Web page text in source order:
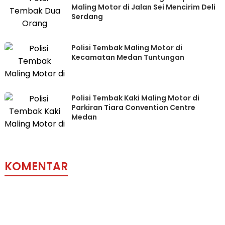
Maling Motor di Jalan Sei Mencirim Deli
Serdang
Polisi Tembak Maling Motor di
Kecamatan Medan Tuntungan
Polisi Tembak Kaki Maling Motor di
Parkiran Tiara Convention Centre
Medan
KOMENTAR